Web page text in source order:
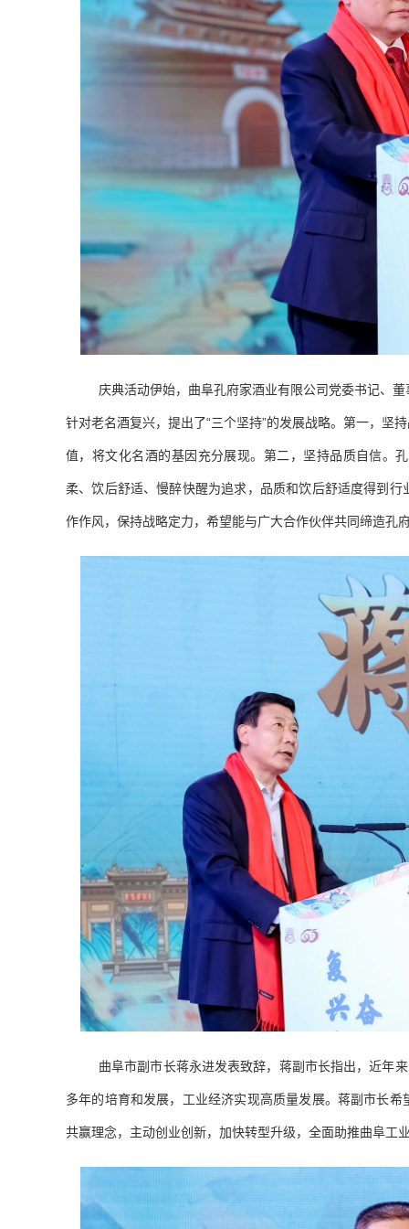
庆典活动伊始，曲阜孔府家酒业有限公司党委书记、
针对老名酒复兴，提出了“三个坚持”的发展战略。第一，坚
值，将文化名酒的基因充分展现。第二，坚持品质自信。
柔、饮后舒适、慢醉快醒为追求，品质和饮后舒适度得到
作作风，保持战略定力，希望能与广大合作伙伴共同缔造孔
曲阜市副市长蒋永进发表致辞，蒋副市长指出，近年
多年的培育和发展，工业经济实现高质量发展。蒋副市长
共赢理念，主动创业创新，加快转型升级，全面助推曲阜工